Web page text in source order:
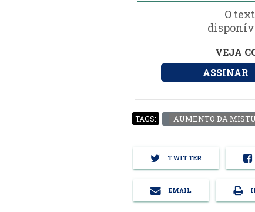
O
VEJA
ASSINAR
TAGS: AUMENTO DA
TWITTER
EMAIL